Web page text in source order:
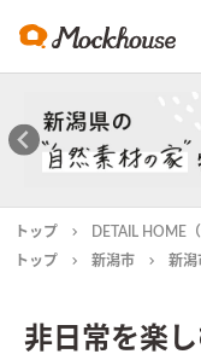
トップ DETAIL HOME
トップ
新潟市 新潟
非日常を楽